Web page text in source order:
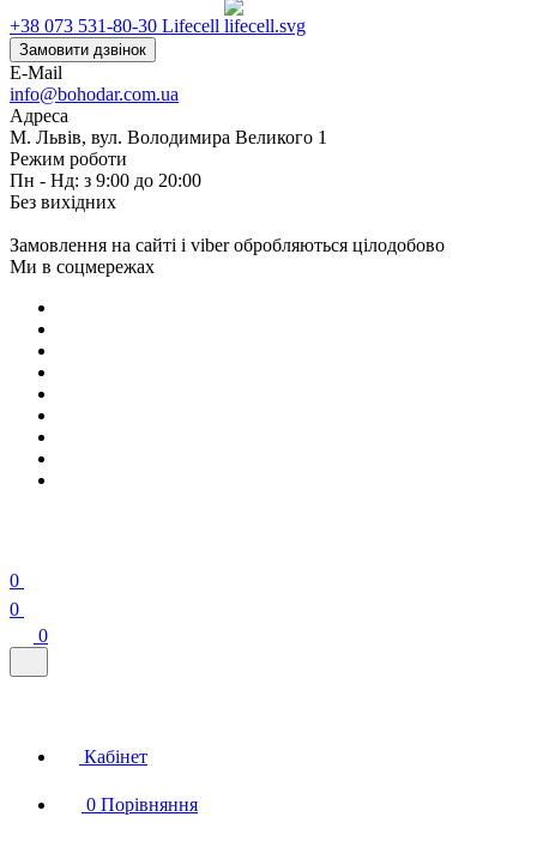
+38 073 531-80-30 Lifecell
Замовити дзвінок
E-Mail
info@bohodar.com.ua
Адреса
М. Львів, вул. Володимира Великого 1
Режим роботи
Пн - Нд: з 9:00 до 20:00
Без вихідних
Замовлення на сайті і viber обробляються цілодобово
Ми в соцмережах
0
0
0
Кабінет
0 Порівняння